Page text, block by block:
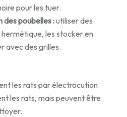
pour les tuer.
poubelles :utiliser des
les stocker en
avec des grilles.
les rats par électrocution.
les rats, mais peuvent être